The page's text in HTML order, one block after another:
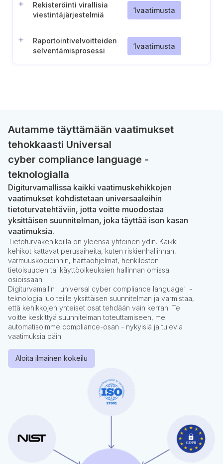
Rekisteröinti virallisia
viestintäjärjestelmiä
1vaatimusta
Raportointivelvoitteiden
selventämisprosessi
1vaatimusta
Autamme täyttämään vaatimukset
tehokkaasti Universal
cyber compliance language -
teknologialla
Digiturvamallissa kaikki vaatimuskehikkojen
vaatimukset kohdistetaan universaaleihin
tietoturvatehtäviin, jotta voitte muodostaa
yksittäisen suunnitelman, joka täyttää ison kasan
vaatimuksia.
Tietoturvakehikoilla on yleensä yhteinen ydin. Kaikki
kehikot kattavat perusaiheita, kuten riskienhallinnan,
varmuuskopioinnin, haittaohjelmat, henkilöstön
tietoisuuden tai käyttöoikeuksien hallinnan omissa
osioissaan.
Digiturvamallin "universal cyber compliance language" -
teknologia luo teille yksittäisen suunnitelman ja varmistaa,
että kehikkojen yhteiset osat tehdään vain kerran. Te
voitte keskittyä suunnitelman toteuttamiseen, me
automatisoimme compliance-osan - nykyisiä ja tulevia
vaatimuksia päin.
Aloita ilmainen kokeilu